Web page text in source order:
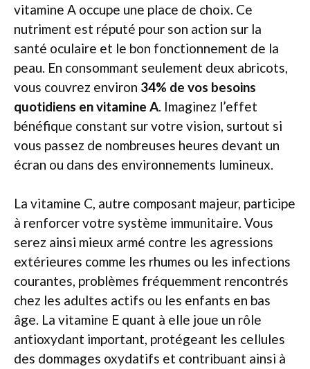
vitamine A occupe une place de choix. Ce
nutriment est réputé pour son action sur la
santé oculaire et le bon fonctionnement de la
peau. En consommant seulement deux abricots,
vous couvrez environ 34% de vos besoins
quotidiens en vitamine A . Imaginez l’effet
bénéfique constant sur votre vision, surtout si
vous passez de nombreuses heures devant un
écran ou dans des environnements lumineux.
La vitamine C, autre composant majeur, participe
à renforcer votre système immunitaire. Vous
serez ainsi mieux armé contre les agressions
extérieures comme les rhumes ou les infections
courantes, problèmes fréquemment rencontrés
chez les adultes actifs ou les enfants en bas
âge. La vitamine E quant à elle joue un rôle
antioxydant important, protégeant les cellules
des dommages oxydatifs et contribuant ainsi à